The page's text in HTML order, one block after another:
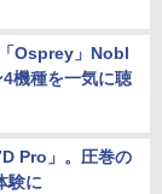
Osprey」Nobl
機種を一気に聴
Pro」。圧巻の
験に